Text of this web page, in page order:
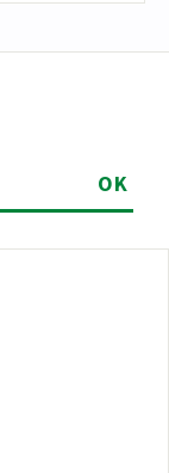
OK